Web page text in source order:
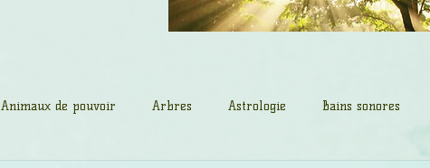
Animaux de pouvoir Arbres Astrologie Bains sonores